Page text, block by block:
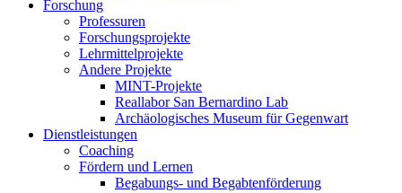
Forschung
Professuren
Forschungsprojekte
Lehrmittelprojekte
Andere Projekte
MINT-Projekte
Reallabor San Bernardino Lab
Archäologisches Museum für Gegenwart
Dienstleistungen
Coaching
Fördern und Lernen
Begabungs- und Begabtenförderung